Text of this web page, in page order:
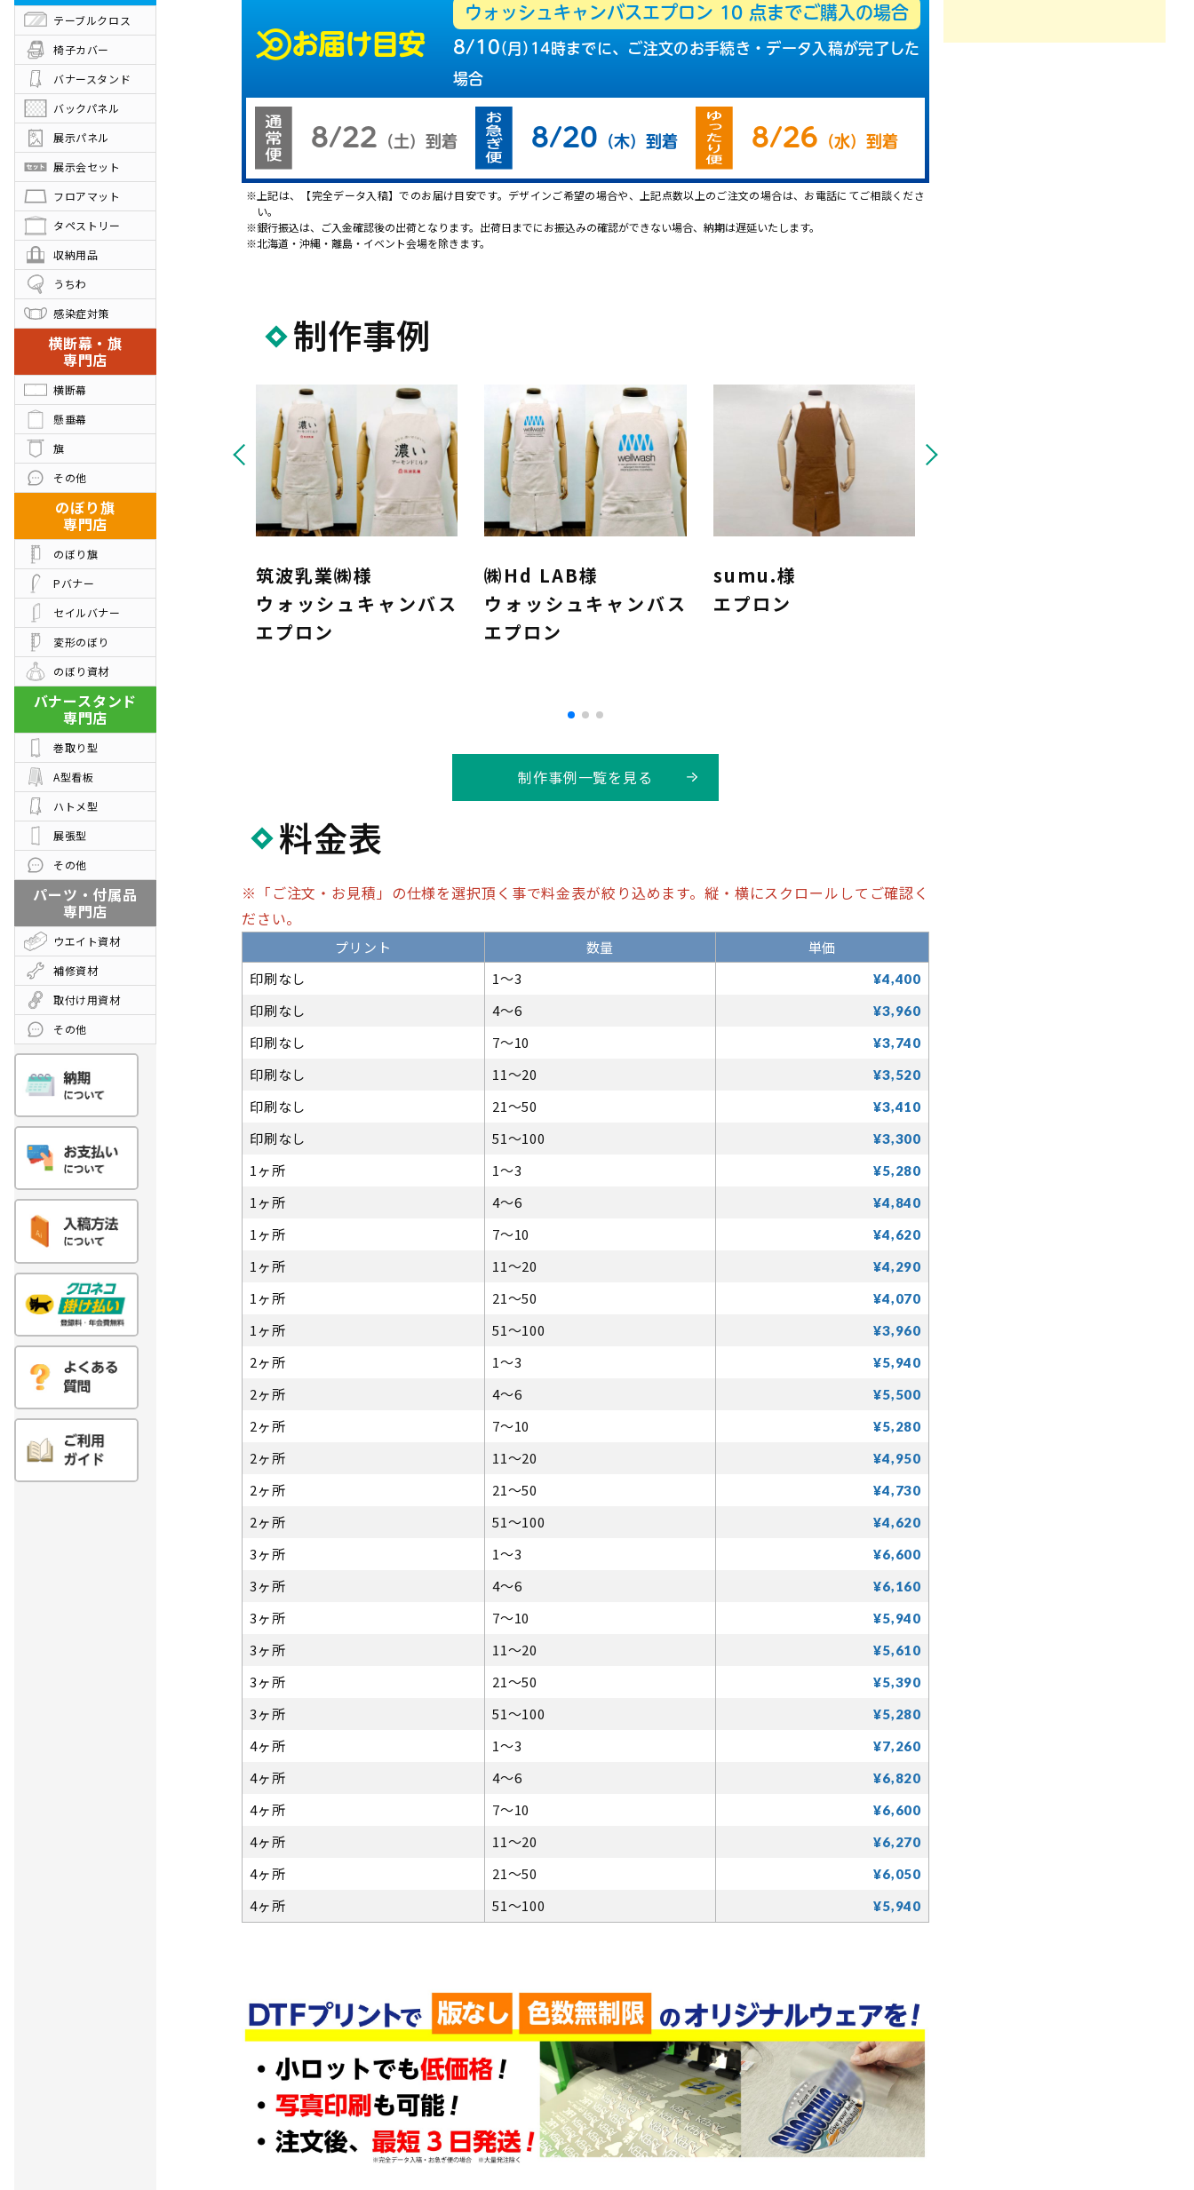
テーブルクロス
椅子カバー
バナースタンド
バックパネル
展示パネル
展示会セット
フロアマット
タペストリー
収納用品
うちわ
感染症対策
横断幕・旗
専門店
横断幕
懸垂幕
旗
その他
のぼり旗
専門店
のぼり旗
Pバナー
セイルバナー
変形のぼり
のぼり資材
バナースタンド
専門店
巻取り型
A型看板
ハトメ型
展張型
その他
パーツ・付属品
専門店
ウエイト資材
補修資材
取付け用資材
その他
お届け目安
ウォッシュキャンバスエプロン 10 点までご購入の場合
8/10（ 月 ）14時までに、ご注文のお手続き・データ入稿が完了した
場合
8/22 （土） 到着 8/20 （木） 到着 8/26 （水） 到着
上記は、【完全データ入稿】でのお届け目安です。デザインご希望の場合や、上記点数以上のご注文の場合は、お電話にてご相談くださ
い。
銀行振込は、ご入金確認後の出荷となります。出荷日までにお振込みの確認ができない場合、納期は遅延いたします。
北海道・沖縄・離島・イベント会場を除きます。
制作事例
sumu.様
エプロン
筑波乳業㈱様
ウォッシュキャンバス
エプロン
㈱Hd LAB様
ウォッシュキャンバス
エプロン
sumu.様
エプロン
制作事例一覧を見る
料金表
※「ご注文・お見積」の仕様を選択頂く事で料金表が絞り込めます。縦・横にスクロールしてご確認く
ださい。
プリント 数量
単価
印刷なし
1～3 ¥4,400
印刷なし 4～6 ¥3,960
印刷なし 7～10 ¥3,740
印刷なし 11～20 ¥3,520
印刷なし 21～50 ¥3,410
印刷なし 51～100 ¥3,300
1ヶ所 1～3 ¥5,280
1ヶ所 4～6 ¥4,840
1ヶ所 7～10 ¥4,620
1ヶ所 11～20 ¥4,290
1ヶ所 21～50 ¥4,070
1ヶ所 51～100 ¥3,960
2ヶ所 1～3 ¥5,940
2ヶ所 4～6 ¥5,500
2ヶ所 7～10 ¥5,280
2ヶ所 11～20 ¥4,950
2ヶ所 21～50 ¥4,730
2ヶ所 51～100 ¥4,620
3ヶ所 1～3 ¥6,600
3ヶ所 4～6 ¥6,160
3ヶ所 7～10 ¥5,940
3ヶ所 11～20 ¥5,610
3ヶ所 21～50 ¥5,390
3ヶ所 51～100 ¥5,280
4ヶ所 1～3 ¥7,260
4ヶ所 4～6 ¥6,820
4ヶ所 7～10 ¥6,600
4ヶ所 11～20 ¥6,270
4ヶ所 21～50 ¥6,050
4ヶ所 51～100 ¥5,940